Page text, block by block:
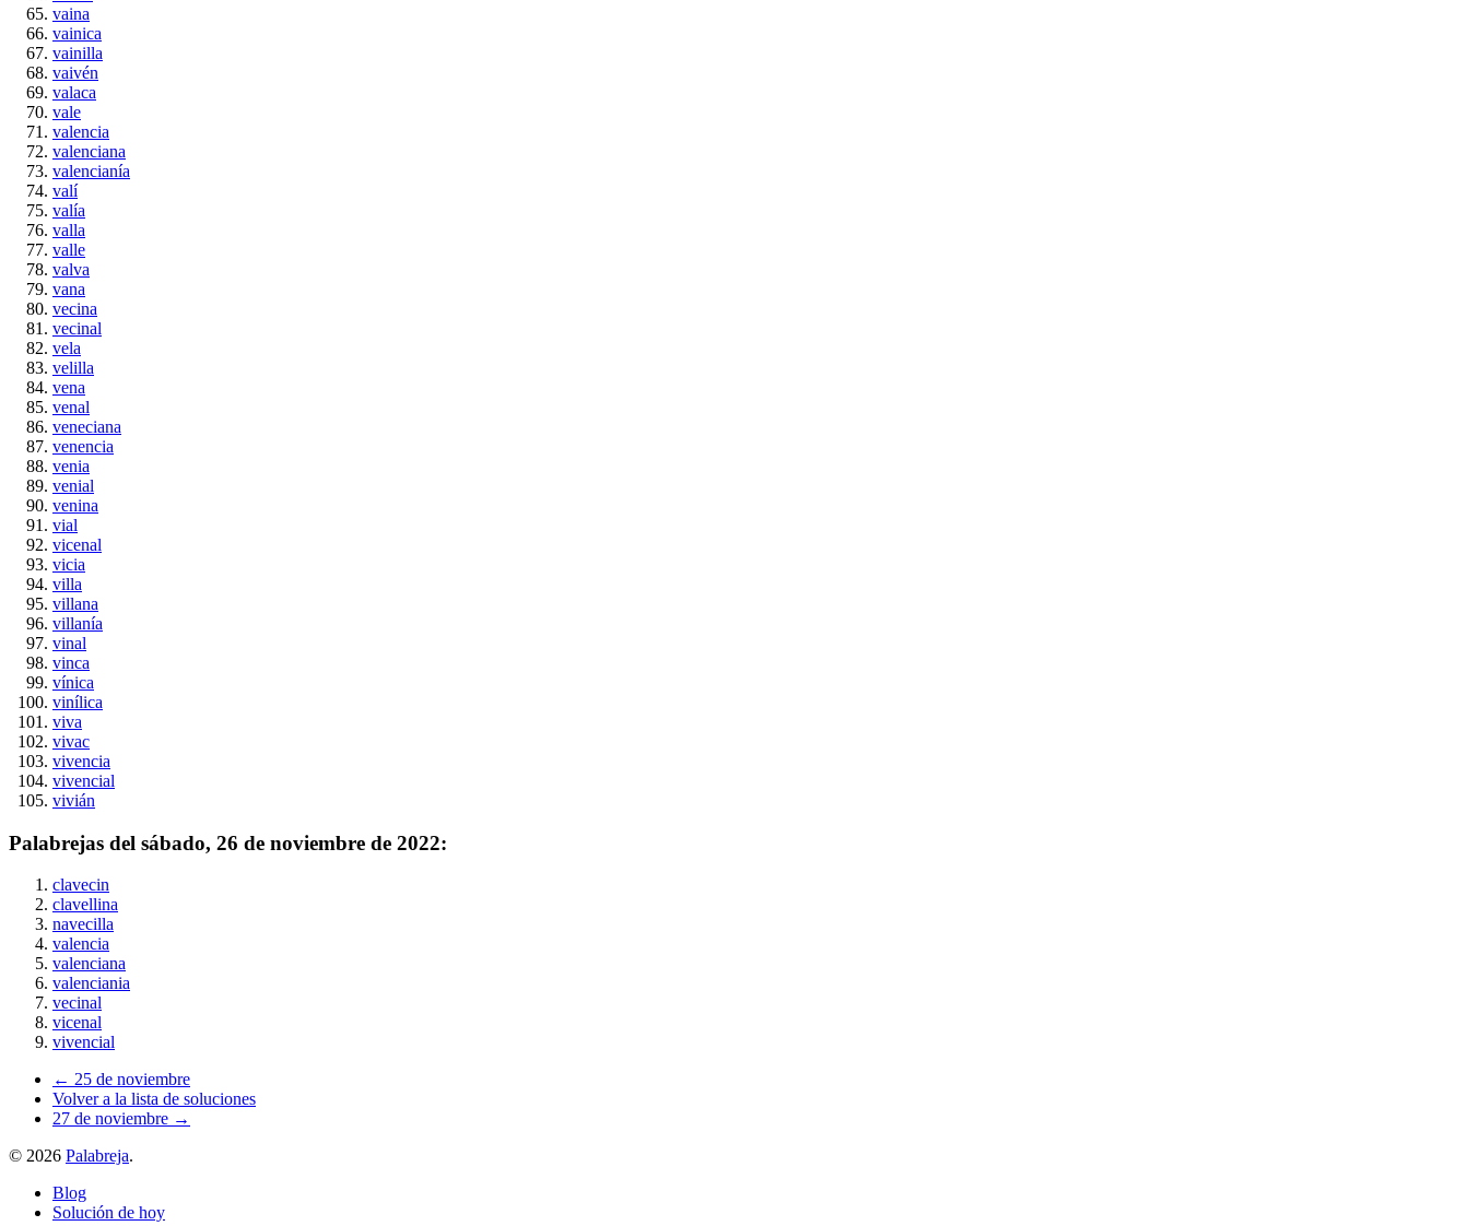
vaina
vainica
vainilla
vaivén
valaca
vale
valencia
valenciana
valencianía
valí
valía
valla
valle
valva
vana
vecina
vecinal
vela
velilla
vena
venal
veneciana
venencia
venia
venial
venina
vial
vicenal
vicia
villa
villana
villanía
vinal
vinca
vínica
vinílica
viva
vivac
vivencia
vivencial
vivián
Palabrejas del sábado, 26 de noviembre de 2022:
clavecin
clavellina
navecilla
valencia
valenciana
valenciania
vecinal
vicenal
vivencial
← 25 de noviembre
Volver a la lista de soluciones
27 de noviembre →
© 2026 Palabreja.
Blog
Solución de hoy